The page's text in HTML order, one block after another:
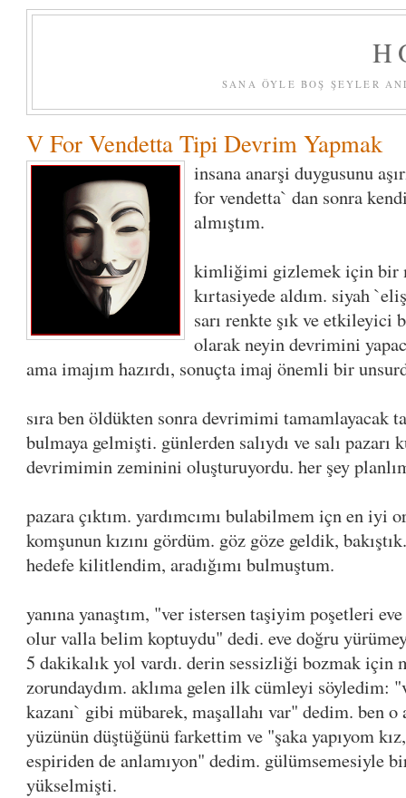
SANA ÖYLE BOŞ ŞEYLER
V For Vendetta Tipi Devrim Yapmak
insana anarşi duygusunu
for vendetta` dan sonra
almıştım.
kimliğimi gizlemek için bir
kırtasiyede aldım. siyah
sarı renkte şık ve etkileyici
olarak neyin devrimini
ama imajım hazırdı, sonuçta imaj önemli bir
sıra ben öldükten sonra devrimimi tamamlayacak
bulmaya gelmişti. günlerden salıydı ve salı pazarı
devrimimin zeminini oluşturuyordu. her şey
pazara çıktım. yardımcımı bulabilmem içn en iyi
komşunun kızını gördüm. göz göze geldik,
hedefe kilitlendim, aradığımı bulmuştum.
yanına yanaştım, "ver istersen taşiyim poşetleri
olur valla belim koptuydu" dedi. eve doğru
5 dakikalık yol vardı. derin sessizliği bozmak için
zorundaydım. aklıma gelen ilk cümleyi söyledim:
kazanı` gibi mübarek, maşallahı var" dedim. ben
yüzünün düştüğünü farkettim ve "şaka yapıyom
espiriden de anlamıyon" dedim. gülümsemesiyle
yükselmişti.